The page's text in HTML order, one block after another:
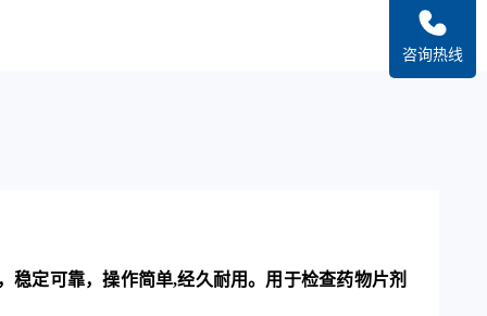
稳定可靠，操作简单,经久耐用。用于检查药物片剂
咨询热线